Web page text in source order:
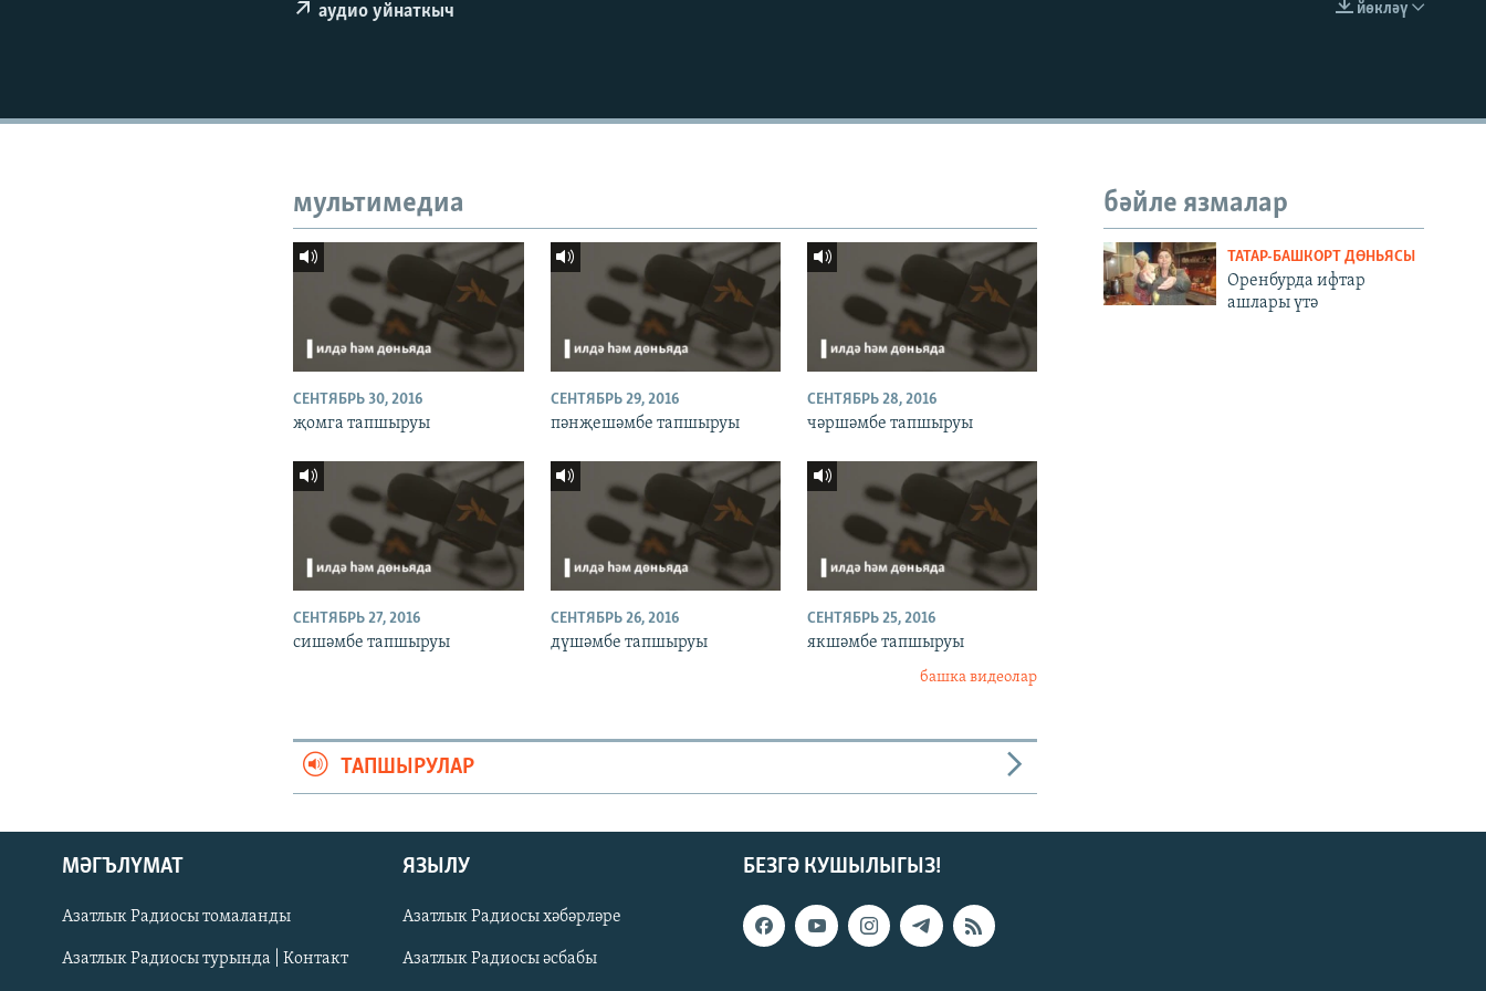
КИНОХАНӘ
ӘЙДӘ ONLINE
БЕЗГӘ КУШЫЛЫГЫЗ!
йөкләү
аудио уйнаткыч
бәйле язмалар
ТАТАР-БАШКОРТ ДӨНЬЯСЫ
Оренбурда ифтар
ашлары үтә
мультимедиа
СЕНТЯБРЬ 30, 2016
җомга тапшыруы
СЕНТЯБРЬ 29, 2016
пәнҗешәмбе тапшыруы
СЕНТЯБРЬ 28, 2016
чәршәмбе тапшыруы
СЕНТЯБРЬ 27, 2016
сишәмбе тапшыруы
СЕНТЯБРЬ 26, 2016
дүшәмбе тапшыруы
СЕНТЯБРЬ 25, 2016
якшәмбе тапшыруы
башка видеолар
ТАПШЫРУЛАР
БЕЗГӘ КУШЫЛЫГЫЗ!
МӘГЪЛҮМАТ
Азатлык Радиосы томаланды
Азатлык Радиосы турында | Контакт
ЯЗЫЛУ
Азатлык Радиосы хәбәрләре
Азатлык Радиосы әсбабы